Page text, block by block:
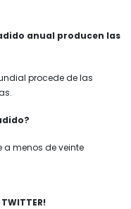
anual producen las
procede de las
a menos de veinte
TWITTER!